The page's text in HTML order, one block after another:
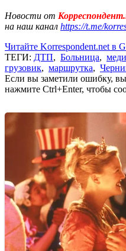
Новости от
на наш канал https://t.me/
Читайте Korrespondent.net в
ТЕГИ: ДТП, Больница,
грузовик, маршрутка,
Если вы заметили ошибку,
нажмите Ctrl+Enter, чтобы